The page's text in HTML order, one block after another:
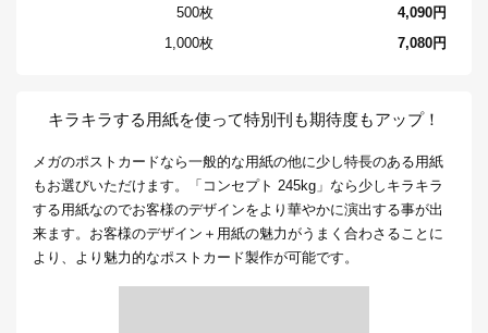
500枚
4,090円
1,000枚
7,080円
キラキラする用紙を使って特別刊も期待度もアップ！
メガのポストカードなら一般的な用紙の他に少し特長のある用紙
もお選びいただけます。「コンセプト 245kg」なら少しキラキラ
する用紙なのでお客様のデザインをより華やかに演出する事が出
来ます。お客様のデザイン＋用紙の魅力がうまく合わさることに
より、より魅力的なポストカード製作が可能です。